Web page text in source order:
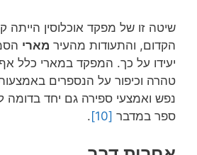
שיטה זו של מפקד אוכלוסין הייתה
הקדום, והתעודות מהעיר מארי
יעידו על כך. המפקד במארי כלל
טהרה וכיפור על הנספרים
נפש ואמצעי ספירה גם יחד
ספר במדבר [10]
.